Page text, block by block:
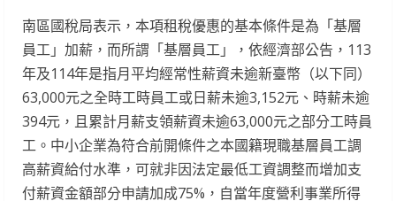
南區國稅局表示，本項租稅優惠的基本條件是為「基層
員工」加薪，而所謂「基層員工」，依經濟部公告，113
年及114年是指月平均經常性薪資未逾新臺幣（以下同）
63,000元之全時工時員工或日薪未逾3,152元、時薪未逾
394元，且累計月薪支領薪資未逾63,000元之部分工時員
工。中小企業為符合前開條件之本國籍現職基層員工調
高薪資給付水準，可就非因法定最低工資調整而增加支
付薪資金額部分申請加成75%，自當年度營利事業所得